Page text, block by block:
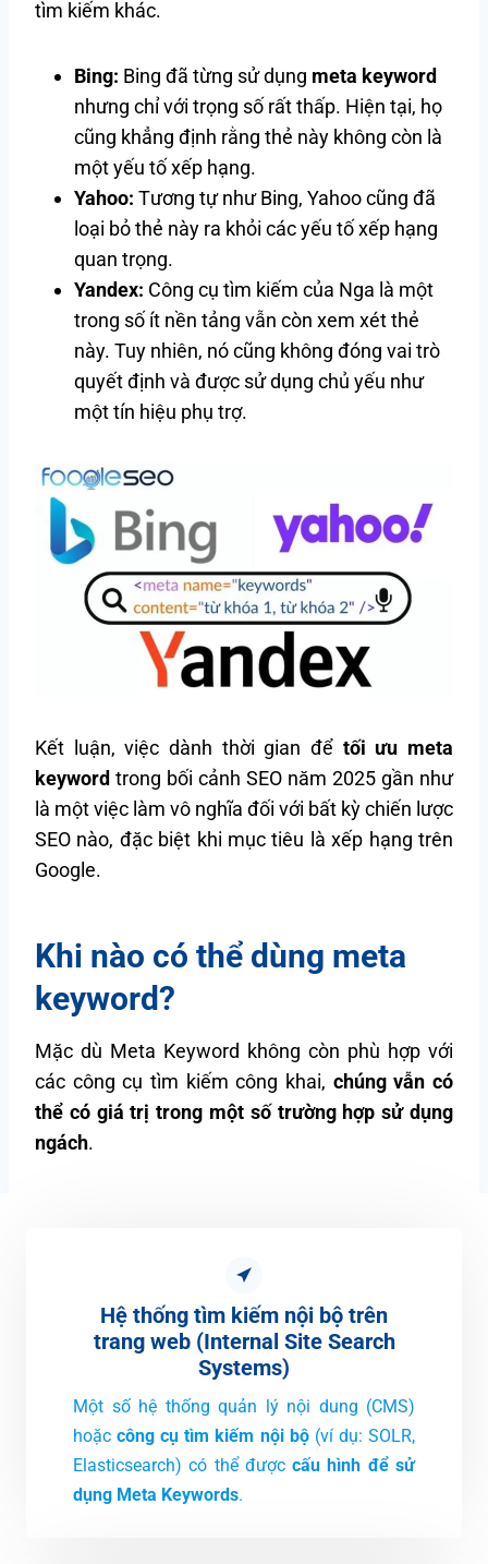
tìm kiếm khác.
Bing: Bing đã từng sử dụng meta keyword
nhưng chỉ với trọng số rất thấp. Hiện tại, họ
cũng khẳng định rằng thẻ này không còn là
một yếu tố xếp hạng.
Yahoo: Tương tự như Bing, Yahoo cũng đã
loại bỏ thẻ này ra khỏi các yếu tố xếp hạng
quan trọng.
Yandex: Công cụ tìm kiếm của Nga là một
trong số ít nền tảng vẫn còn xem xét thẻ
này. Tuy nhiên, nó cũng không đóng vai trò
quyết định và được sử dụng chủ yếu như
một tín hiệu phụ trợ.
Kết luận, việc dành thời gian để tối ưu meta
keyword trong bối cảnh SEO năm 2025 gần như
là một việc làm vô nghĩa đối với bất kỳ chiến lược
SEO nào, đặc biệt khi mục tiêu là xếp hạng trên
Google.
Khi nào có thể dùng meta
keyword?
Mặc dù Meta Keyword không còn phù hợp với
các công cụ tìm kiếm công khai, chúng vẫn có
thể có giá trị trong một số trường hợp sử dụng
ngách.
Hệ thống tìm kiếm nội bộ trên
trang web (Internal Site Search
Systems)
Một số hệ thống quản lý nội dung (CMS)
hoặccông cụ tìm kiếm nội bộ(ví dụ: SOLR,
Elasticsearch) có thể đượccấu hình để sử
dụng Meta Keywords.